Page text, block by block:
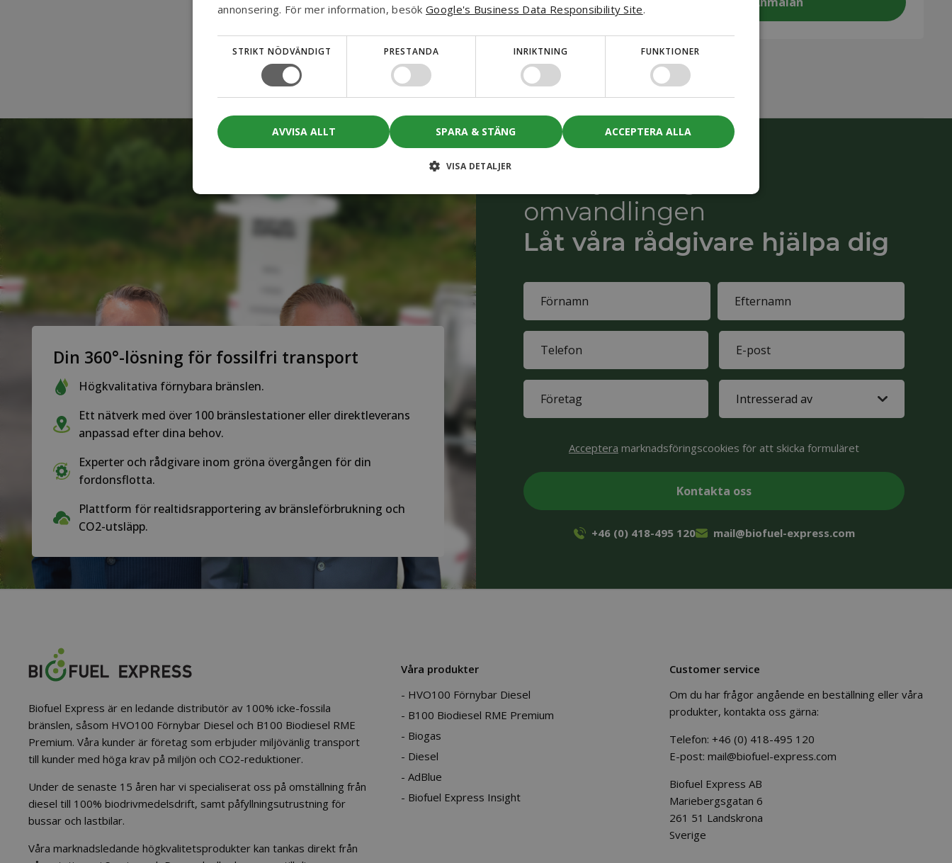
Din 360°-lösning för fossilfri transport
Högkvalitativa förnybara bränslen.
Ett nätverk med över 100 bränslestationer eller direktleverans
anpassad efter dina behov.
Experter och rådgivare inom gröna övergången för din
fordonsflotta.
Plattform för realtidsrapportering av bränsleförbrukning och
CO2-utsläpp.
omvandlingen
Låt våra rådgivare hjälpa dig
(Obligatoriskt)
First
name
Last
name
(Obligatoriskt)
mail
(Obligatoriskt)
(Obligatoriskt)
(Obligatoriskt)
Acceptera marknadsföringscookies för att skicka formuläret
+46 (0) 418-495 120 mail@biofuel-express.com
Biofuel Express är en ledande distributör av 100% icke-fossila
bränslen, såsom HVO100 Förnybar Diesel och B100 Biodiesel RME
Premium. Våra kunder är företag som erbjuder miljövänlig transport
till kunder med höga krav på miljön och CO2-reduktioner.
Under de senaste 15 åren har vi specialiserat oss på omställning från
diesel till 100% biodrivmedelsdrift, samt påfyllningsutrustning för
bussar och lastbilar.
Våra marknadsledande högkvalitetsprodukter kan tankas direkt från
Våra produkter
HVO100 Förnybar Diesel
B100 Biodiesel RME Premium
Biogas
Diesel
AdBlue
Biofuel Express Insight
Customer service
Om du har frågor angående en beställning eller våra
produkter, kontakta oss gärna:
Telefon: +46 (0) 418-495 120
E-post: mail@biofuel-express.com
Biofuel Express AB
Mariebergsgatan 6
261 51 Landskrona
Sverige
SWEDISH
annonsering. För mer information, besökGoogle's Business Data Responsibility Site.
STRIKT NÖDVÄNDIGT PRESTANDA INRIKTNING FUNKTIONER
SPARA & STÄNG ACCEPTERA ALLA
AVVISA ALLT
VISA DETALJER